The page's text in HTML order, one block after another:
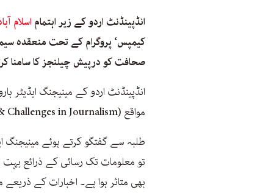
انڈپینڈنٹ اردو کے زیر اہتمام اسلام
کیمپس‘ پروگرام کے تحت منعقدہ
صحافت کو درپیش چیلنجز کا سامنا
انڈپینڈنٹ اردو کے مینیجنگ ایڈیٹر
مواقع (Career & Challenges in Journalism) پر گفتگو کی۔
طلبہ سے گفتگو کرتے ہوئے مینیجنگ
تو معلومات تک رسائی کے ذرائع
بھی متاثر ہوا ہے۔ اخبارات کے